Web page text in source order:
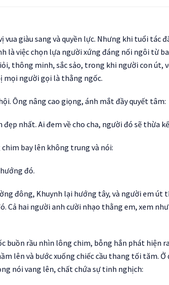
giàu sang và quyền lực. Nhưng khi tuổi tác
là việc chọn lựa người xứng đáng nối ngôi từ
thông minh, sắc sảo, trong khi người con út,
mọi người gọi là thằng ngốc.
Ông nâng cao giọng, ánh mắt đầy quyết tâm:
nhất. Ai đem về cho cha, người đó sẽ thừa
bay lên không trung và nói:
đó.
đông, Khuynh lại hướng tây, và người em út
Cả hai người anh cười nhạo thằng em, xem
buồn rầu nhìn lông chim, bỗng hắn phát hiện
lên và bước xuống chiếc cầu thang tối tăm. Ở
nói vang lên, chất chứa sự tinh nghịch: